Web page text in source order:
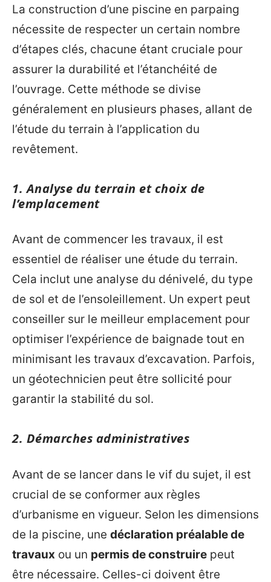
La construction d’une piscine en parpaing
nécessite de respecter un certain nombre
d’étapes clés, chacune étant cruciale pour
assurer la durabilité et l’étanchéité de
l’ouvrage. Cette méthode se divise
généralement en plusieurs phases, allant de
l’étude du terrain à l’application du
revêtement.
1. Analyse du terrain et choix de
l’emplacement
Avant de commencer les travaux, il est
essentiel de réaliser une étude du terrain.
Cela inclut une analyse du dénivelé, du type
de sol et de l’ensoleillement. Un expert peut
conseiller sur le meilleur emplacement pour
optimiser l’expérience de baignade tout en
minimisant les travaux d’excavation. Parfois,
un géotechnicien peut être sollicité pour
garantir la stabilité du sol.
2. Démarches administratives
Avant de se lancer dans le vif du sujet, il est
crucial de se conformer aux règles
d’urbanisme en vigueur. Selon les dimensions
de la piscine, une déclaration préalable de
travaux ou un permis de construire peut
être nécessaire. Celles-ci doivent être